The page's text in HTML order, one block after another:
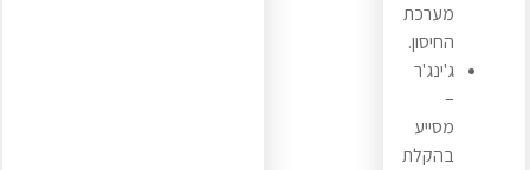
מערכת
החיסון.
ג'ינג'ר
–
מסייע
בהקלת